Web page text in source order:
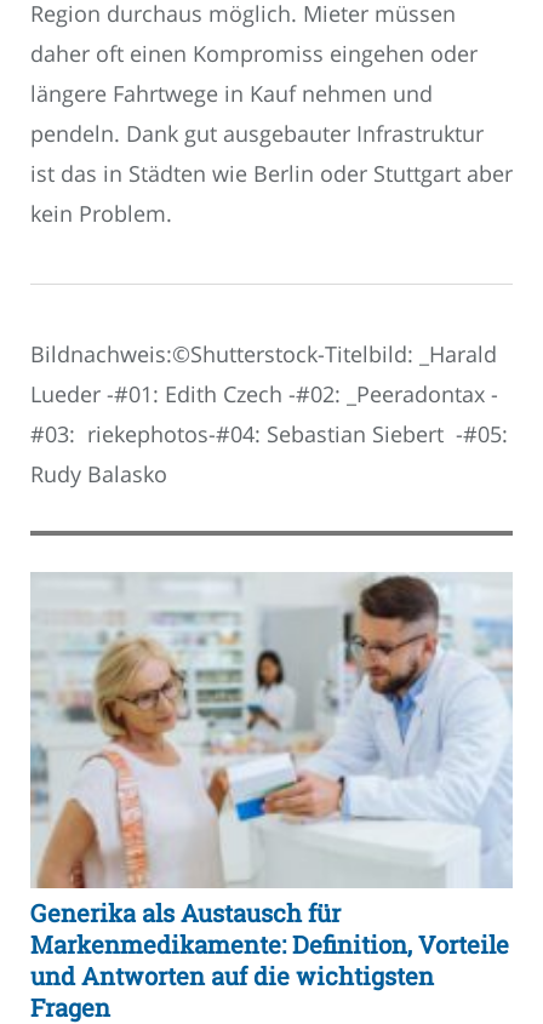
Region durchaus möglich. Mieter müssen
daher oft einen Kompromiss eingehen oder
längere Fahrtwege in Kauf nehmen und
pendeln. Dank gut ausgebauter Infrastruktur
ist das in Städten wie Berlin oder Stuttgart aber
kein Problem.
Bildnachweis:©Shutterstock-Titelbild: _Harald
Lueder -#01: Edith Czech -#02: _Peeradontax -
#03: riekephotos-#04: Sebastian Siebert -#05:
Rudy Balasko
Generika als Austausch für
Markenmedikamente: Definition, Vorteile
und Antworten auf die wichtigsten
Fragen